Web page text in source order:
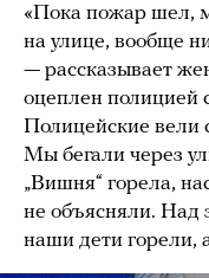
«Пока пожар шел,
на улице, вообще
— рассказывает
оцеплен полицией
Полицейские вели
Мы бегали через
„Вишня“ горела,
не объясняли. Над
наши дети горели,